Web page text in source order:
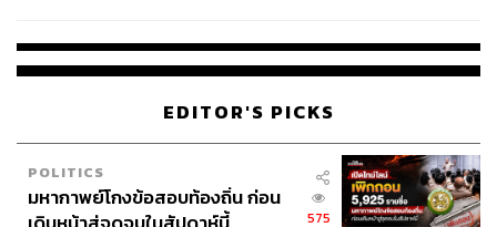
EDITOR'S PICKS
POLITICS
มหากาพย์โกงข้อสอบท้องถิ่น ก่อน
575